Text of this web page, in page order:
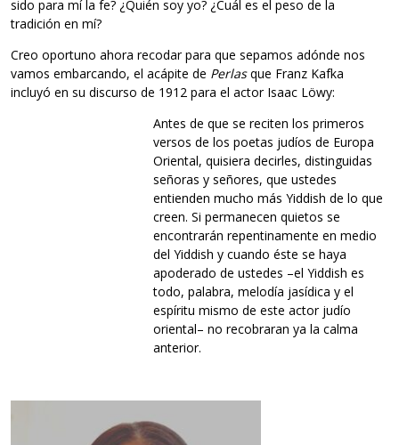
sido para mí la fe? ¿Quién soy yo? ¿Cuál es el peso de la
tradición en mí?
Creo oportuno ahora recodar para que sepamos adónde nos
vamos embarcando, el acápite de Perlasque Franz Kafka
incluyó en su discurso de 1912 para el actor Isaac Löwy:
Antes de que se reciten los primeros
versos de los poetas judíos de Europa
Oriental, quisiera decirles, distinguidas
señoras y señores, que ustedes
entienden mucho más Yiddish de lo que
creen. Si permanecen quietos se
encontrarán repentinamente en medio
del Yiddish y cuando éste se haya
apoderado de ustedes –el Yiddish es
todo, palabra, melodía jasídica y el
espíritu mismo de este actor judío
oriental– no recobraran ya la calma
anterior.